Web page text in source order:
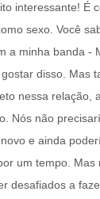
interessante! É
sexo. Você
a minha banda -
disso. Mas
nessa relação, a
Nós não
e ainda
um tempo. Mas
desafiados a